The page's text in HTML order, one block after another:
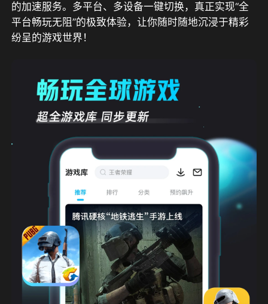
的加速服务。多平台、多设备一键切换，真正实现“全
平台畅玩无阻”的极致体验，让你随时随地沉浸于精彩
纷呈的游戏世界！